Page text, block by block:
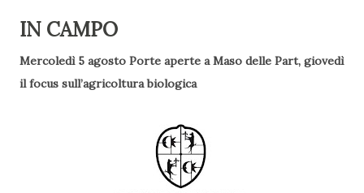
IN CAMPO
Mercoledì 5 agosto Porte aperte a Maso delle Part, giovedì
il focus sull’agricoltura biologica